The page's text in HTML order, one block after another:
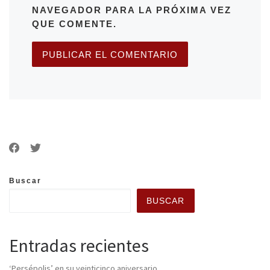
NAVEGADOR PARA LA PRÓXIMA VEZ
QUE COMENTE.
Buscar
BUSCAR
Entradas recientes